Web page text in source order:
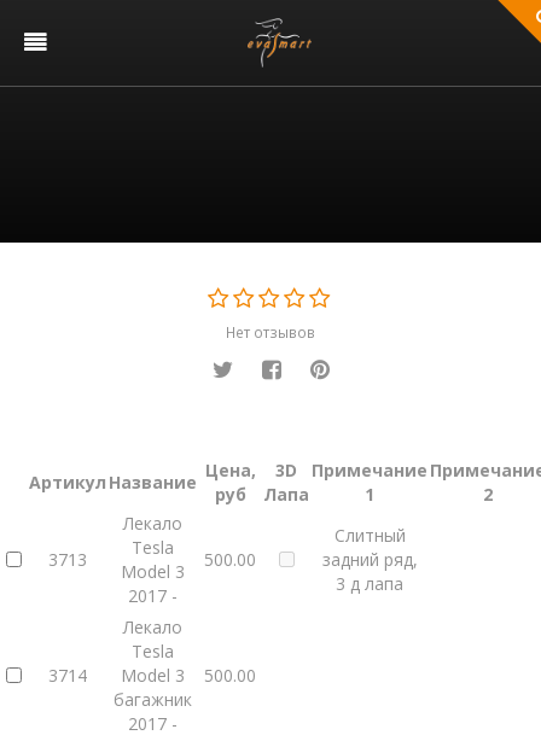
Главная Каталог Лекало для Eva ковров
Лекало Tesla
Нет отзывов
Артикул Название
Цена,
руб
3D
Лапа
Примечание
1
2
3713
Лекало
Tesla
Model 3
2017 -
500.00
Слитный
задний ряд,
3 д лапа
3714
Лекало
Tesla
Model 3
багажник
2017 -
500.00